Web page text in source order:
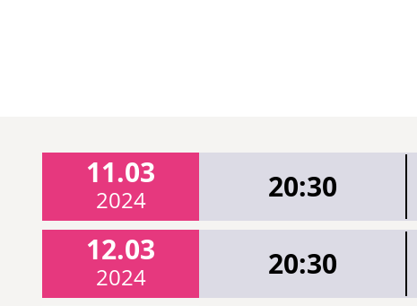
11.03
2024 20:30
12.03
2024 20:30